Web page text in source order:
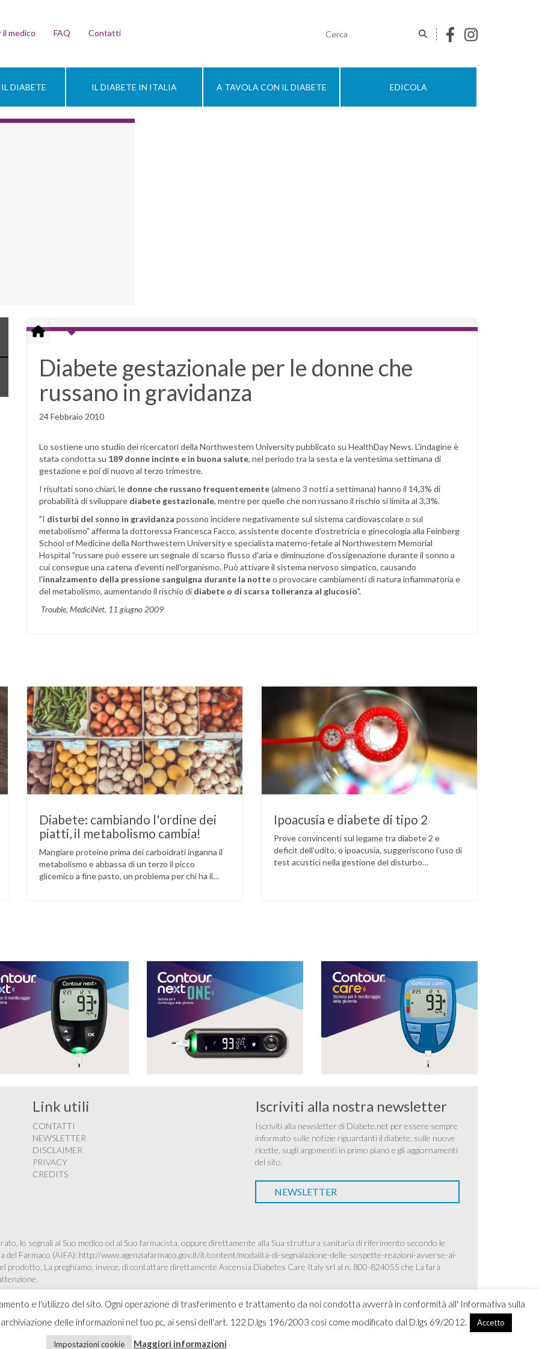
il medico FAQ Contatti
DIABETE IL DIABETE IN ITALIA A TAVOLA CON IL DIABETE EDICOLA
Diabete gestazionale per le donne che
russano in gravidanza
24 Febbraio 2010
Lo sostiene uno studio dei ricercatori della Northwestern University pubblicato su HealthDay News. L'indagine è
stata condotta su 189 donne incinte e in buona salute, nel periodo tra la sesta e la ventesima settimana di
gestazione e poi di nuovo al terzo trimestre.
I risultati sono chiari, le donne che russano frequentemente(almeno 3 notti a settimana) hanno il 14,3% di
probabilità di sviluppare diabete gestazionale, mentre per quelle che non russano il rischio si limita al 3,3%.
"I disturbi del sonno in gravidanza possono incidere negativamente sul sistema cardiovascolare o sul
metabolismo" afferma la dottoressa Francesca Facco, assistente docente d'ostretricia e ginecologia alla Feinberg
School of Medicine della Northwestern University e specialista materno-fetale al Northwestern Memorial
Hospital "russare può essere un segnale di scarso flusso d'aria e diminuzione d'ossigenazione durante il sonno a
cui consegue una catena d'eventi nell'organismo. Può attivare il sistema nervoso simpatico, causando
l'innalzamento della pressione sanguigna durante la notteo provocare cambiamenti di natura infiammatoria e
del metabolismo, aumentando il rischio di diabete o di scarsa tolleranza al glucosio".
Trouble, MediciNet, 11 giugno 2009
Diabete: cambiando l'ordine dei
piatti, il metabolismo cambia!
Mangiare proteine prima dei carboidrati inganna il
metabolismo e abbassa di un terzo il picco
glicemico a fine pasto, un problema per chi ha il
Ipoacusia e diabete di tipo 2
Prove convincenti sul legame tra diabete 2 e
deficit dell’udito, o ipoacusia, suggeriscono l’uso di
test acustici nella gestione del disturbo
e l'utilizzo del sito. Ogni operazione di trasferimento e trattamento da noi condotta avverrà in conformità all' Informativa sulla
delle informazioni nel tuo pc, ai sensi dell'art. 122 D.lgs 196/2003 così come modificato dal D.lgs 69/2012.
Accetto
Impostazioni cookie Maggiori informazioni
Link utili
CONTATTI
NEWSLETTER
DISCLAIMER
PRIVACY
CREDITS
Iscriviti alla nostra newsletter
Iscriviti alla newsletter di Diabete.net per essere sempre
informato sulle notizie riguardanti il diabete, sulle nuove
ricette, sugli argomenti in primo piano e gli aggiornamenti
del sito.
NEWSLETTER
lo segnali al Suo medico od al Suo farmacista, oppure direttamente alla Sua struttura sanitaria di riferimento secondo le
del Farmaco (AIFA): http://www.agenziafarmaco.gov.it/it/content/modalità-di-segnalazione-delle-sospette-reazioni-avverse-ai-
prodotto, La preghiamo, invece, di contattare direttamente Ascensia Diabetes Care Italy srl al n. 800-824055 che La farà